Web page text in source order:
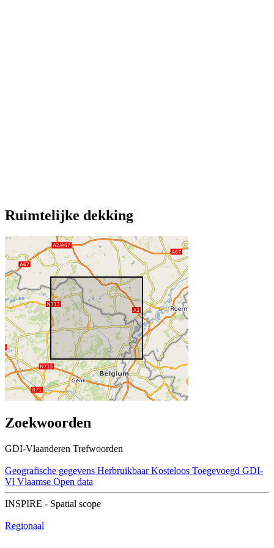
Ruimtelijke dekking
Zoekwoorden
GDI-Vlaanderen Trefwoorden
Geografische gegevens Herbruikbaar Kosteloos Toegevoegd GDI-
Vl Vlaamse Open data
INSPIRE - Spatial scope
Regionaal